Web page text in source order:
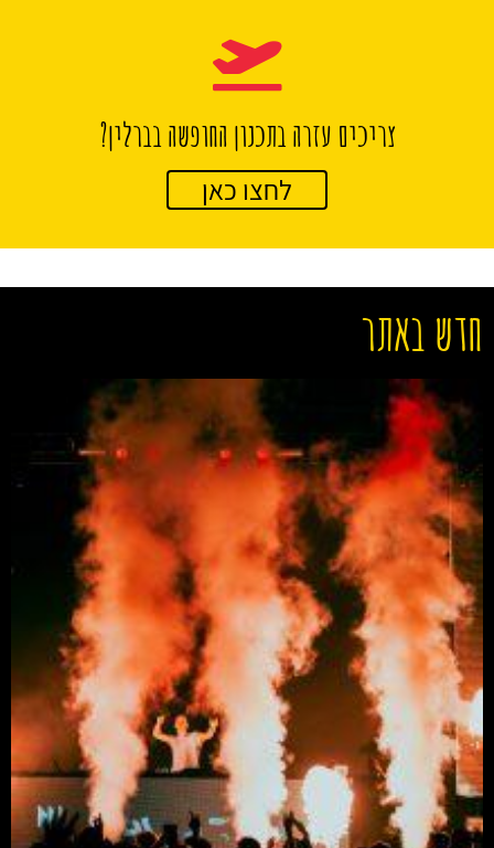
צריכים עזרה בתכנון החופשה בברלין?
לחצו כאן
חדש באתר